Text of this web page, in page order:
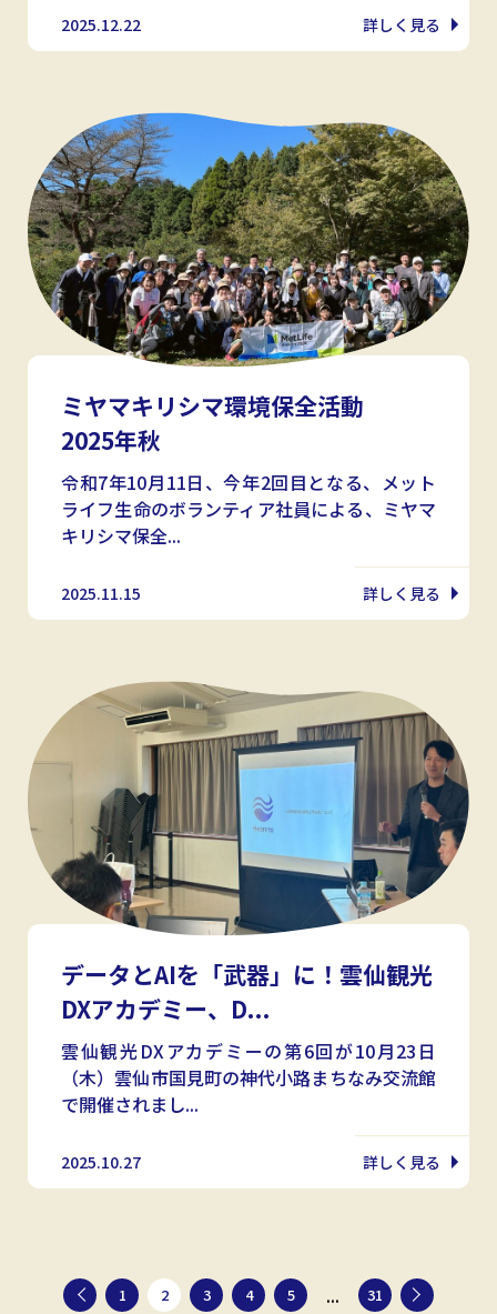
2025.12.22 詳しく見る
ミヤマキリシマ環境保全活動
2025年秋
令和7年10月11日、今年2回目となる、メット
ライフ生命のボランティア社員による、ミヤマ
キリシマ保全...
2025.11.15 詳しく見る
データとAIを「武器」に！雲仙観光
DXアカデミー、D...
雲仙観光DXアカデミーの第6回が10月23日
（木）雲仙市国見町の神代小路まちなみ交流館
で開催されまし...
2025.10.27 詳しく見る
1 2 3 4 5 ... 31